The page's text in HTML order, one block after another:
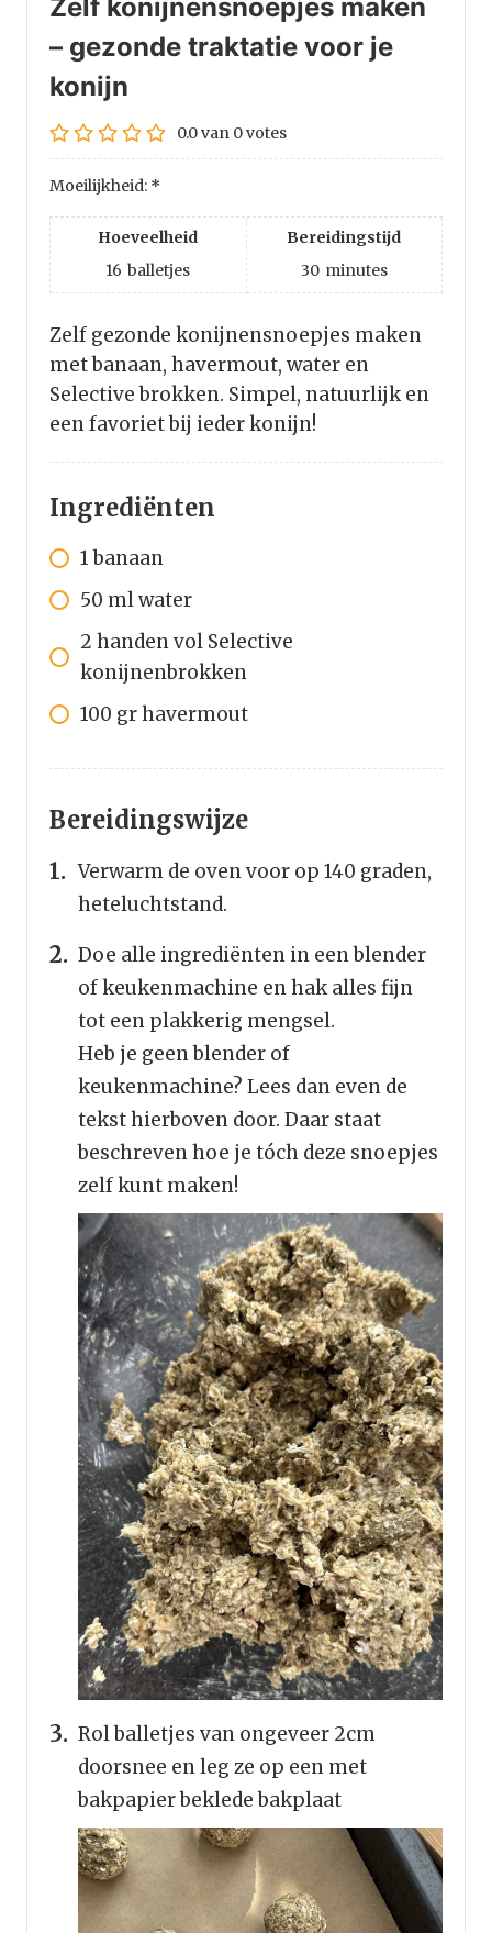
Zelf konijnensnoepjes maken
– gezonde traktatie voor je
konijn
0.0van 0votes
Moeilijkheid: *
Hoeveelheid
16 balletjes
Bereidingstijd
30 minutes
Zelf gezonde konijnensnoepjes maken
met banaan, havermout, water en
Selective brokken. Simpel, natuurlijk en
een favoriet bij ieder konijn!
Ingrediënten
1 banaan
50 mlwater
2 handen vol Selective
konijnenbrokken
100 grhavermout
Bereidingswijze
Verwarm de oven voor op 140 graden,
heteluchtstand.
Doe alle ingrediënten in een blender
of keukenmachine en hak alles fijn
tot een plakkerig mengsel.
Heb je geen blender of
keukenmachine? Lees dan even de
tekst hierboven door. Daar staat
beschreven hoe je tóch deze snoepjes
zelf kunt maken!
Rol balletjes van ongeveer 2cm
doorsnee en leg ze op een met
bakpapier beklede bakplaat